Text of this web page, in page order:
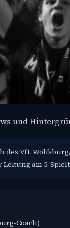
und
des VfL
am 5.
Coach)